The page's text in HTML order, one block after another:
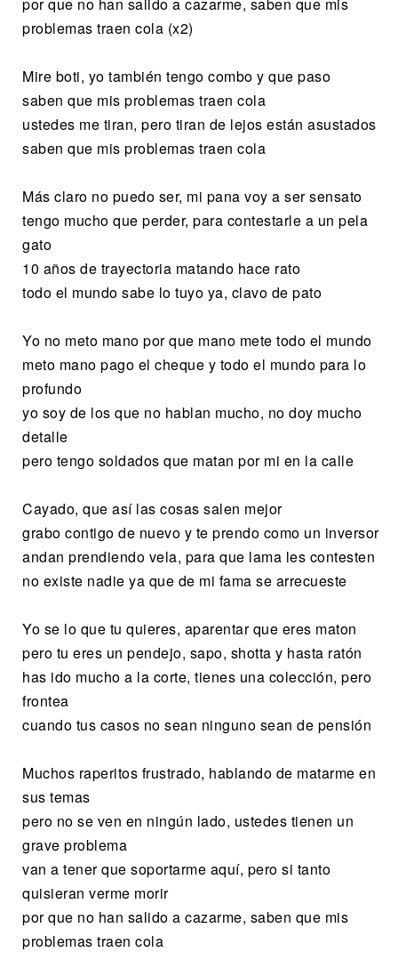
problemas traen cola (x2)
Mire boti, yo también tengo combo y que paso
saben que mis problemas traen cola
ustedes me tiran, pero tiran de lejos están asustados
saben que mis problemas traen cola
Más claro no puedo ser, mi pana voy a ser sensato
tengo mucho que perder, para contestarle a un pela
gato
10 años de trayectoria matando hace rato
todo el mundo sabe lo tuyo ya, clavo de pato
Yo no meto mano por que mano mete todo el mundo
meto mano pago el cheque y todo el mundo para lo
profundo
yo soy de los que no hablan mucho, no doy mucho
detalle
pero tengo soldados que matan por mi en la calle
Cayado, que así las cosas salen mejor
grabo contigo de nuevo y te prendo como un inversor
andan prendiendo vela, para que lama les contesten
no existe nadie ya que de mi fama se arrecueste
Yo se lo que tu quieres, aparentar que eres maton
pero tu eres un pendejo, sapo, shotta y hasta ratón
has ido mucho a la corte, tienes una colección, pero
frontea
cuando tus casos no sean ninguno sean de pensión
Muchos raperitos frustrado, hablando de matarme en
sus temas
pero no se ven en ningún lado, ustedes tienen un
grave problema
van a tener que soportarme aquí, pero si tanto
quisieran verme morir
por que no han salido a cazarme, saben que mis
problemas traen cola